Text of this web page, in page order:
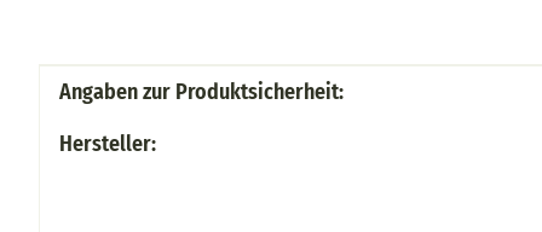
Produkteigenschaft
Wert
Angaben zur Produktsicherheit:
Hersteller: